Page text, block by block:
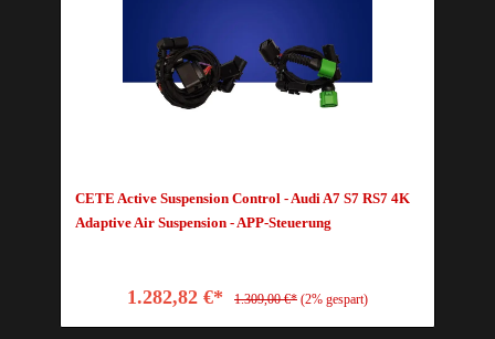
CETE Active Suspension Control - Audi A7 S7 RS7 4K
Adaptive Air Suspension - APP-Steuerung
1.282,82 €* 1.309,00 €* (2% gespart)